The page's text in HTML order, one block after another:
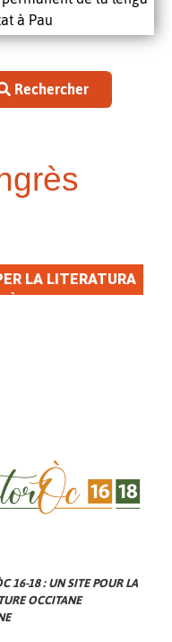
à Pau
Rechercher
LA LITERATURA
16-18 : UN SITE POUR LA
OCCITANE